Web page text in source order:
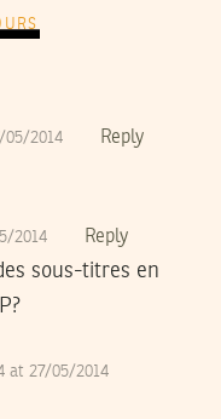
05/2014 Reply
2014 Reply
sous-titres en
at 27/05/2014